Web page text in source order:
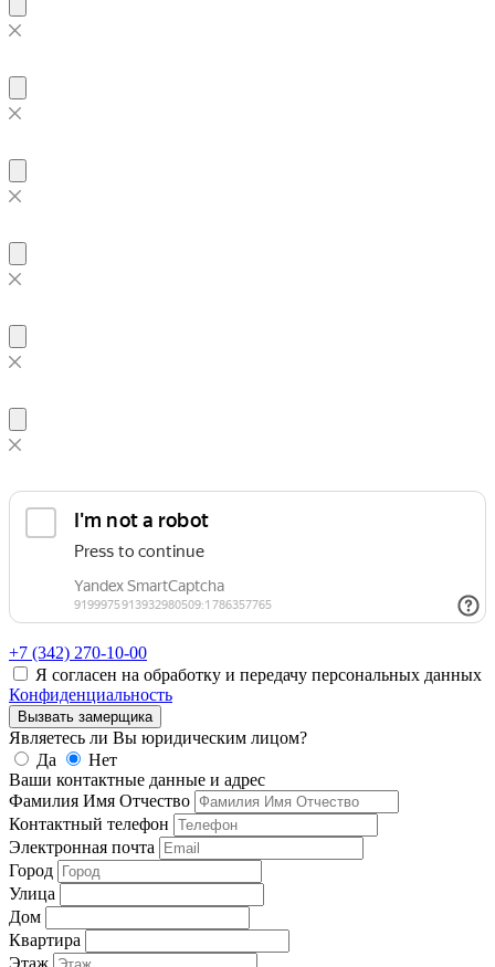
+7 (342) 270-10-00
Я согласен на обработку и передачу персональных данных
Конфиденциальность
Вызвать замерщика
Являетесь ли Вы юридическим лицом?
Да
Нет
Ваши контактные данные и адрес
Фамилия Имя Отчество
Контактный телефон
Электронная почта
Город
Улица
Дом
Квартира
Этаж